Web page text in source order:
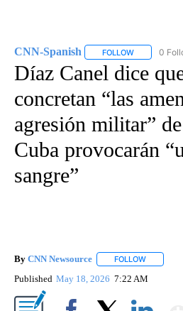
CNN-Spanish FOLLOW FOLLOW
0
Díaz Canel dice
concretan “las
agresión militar”
Cuba provocarán
sangre”
By CNN Newsource FOLLOW
Published May 18, 2026 7:22 AM